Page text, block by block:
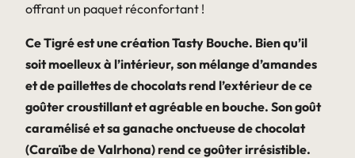
offrant un paquet réconfortant !
Ce Tigré est une création Tasty Bouche. Bien qu’il
soit moelleux à l’intérieur, son mélange d’amandes
et de paillettes de chocolats rend l’extérieur de ce
goûter croustillant et agréable en bouche. Son goût
caramélisé et sa ganache onctueuse de chocolat
(Caraïbe de Valrhona) rend ce goûter irrésistible.